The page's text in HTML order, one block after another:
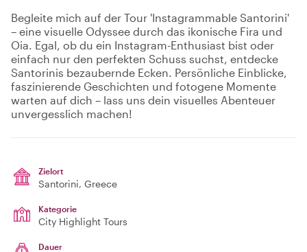
Begleite mich auf der Tour 'Instagrammable Santorini'
– eine visuelle Odyssee durch das ikonische Fira und
Oia. Egal, ob du ein Instagram-Enthusiast bist oder
einfach nur den perfekten Schuss suchst, entdecke
Santorinis bezaubernde Ecken. Persönliche Einblicke,
faszinierende Geschichten und fotogene Momente
warten auf dich – lass uns dein visuelles Abenteuer
unvergesslich machen!
Zielort
Santorini, Greece
Kategorie
City Highlight Tours
Dauer